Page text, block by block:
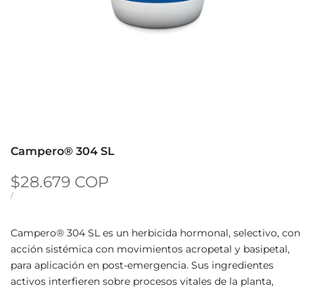
Campero® 304 SL
Precio de oferta
$28.679 COP
PRECIO UNITARIO
/POR
Campero® 304 SL es un herbicida hormonal, selectivo, con
acción sistémica con movimientos acropetal y basipetal,
para aplicación en post-emergencia. Sus ingredientes
activos interfieren sobre procesos vitales de la planta,